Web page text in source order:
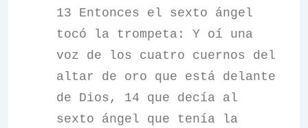
13 Entonces el sexto ángel
tocó la trompeta: Y oí una
voz de los cuatro cuernos del
altar de oro que está delante
de Dios, 14 que decía al
sexto ángel que tenía la